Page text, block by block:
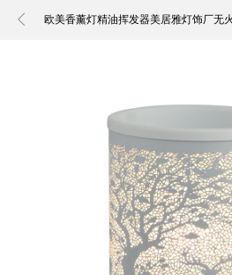
 欧美香薰灯精油挥发器美居雅灯饰厂无